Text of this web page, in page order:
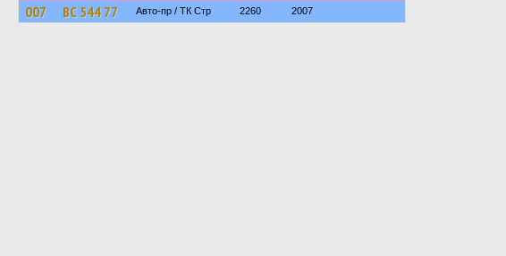
007 ВС 544 77 Авто-пр / ТК Стр 2260 2007